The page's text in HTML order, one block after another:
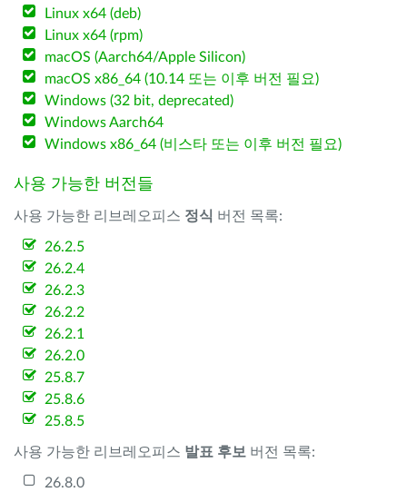
Linux x64 (deb)
Linux x64 (rpm)
macOS (Aarch64/Apple Silicon)
macOS x86_64 (10.14 또는 이후 버전 필요)
Windows (32 bit, deprecated)
Windows Aarch64
Windows x86_64 (비스타 또는 이후 버전 필요)
사용 가능한 버전들
사용 가능한 리브레오피스 정식 버전 목록:
26.2.5
26.2.4
26.2.3
26.2.2
26.2.1
26.2.0
25.8.7
25.8.6
25.8.5
사용 가능한 리브레오피스 발표 후보 버전 목록:
26.8.0